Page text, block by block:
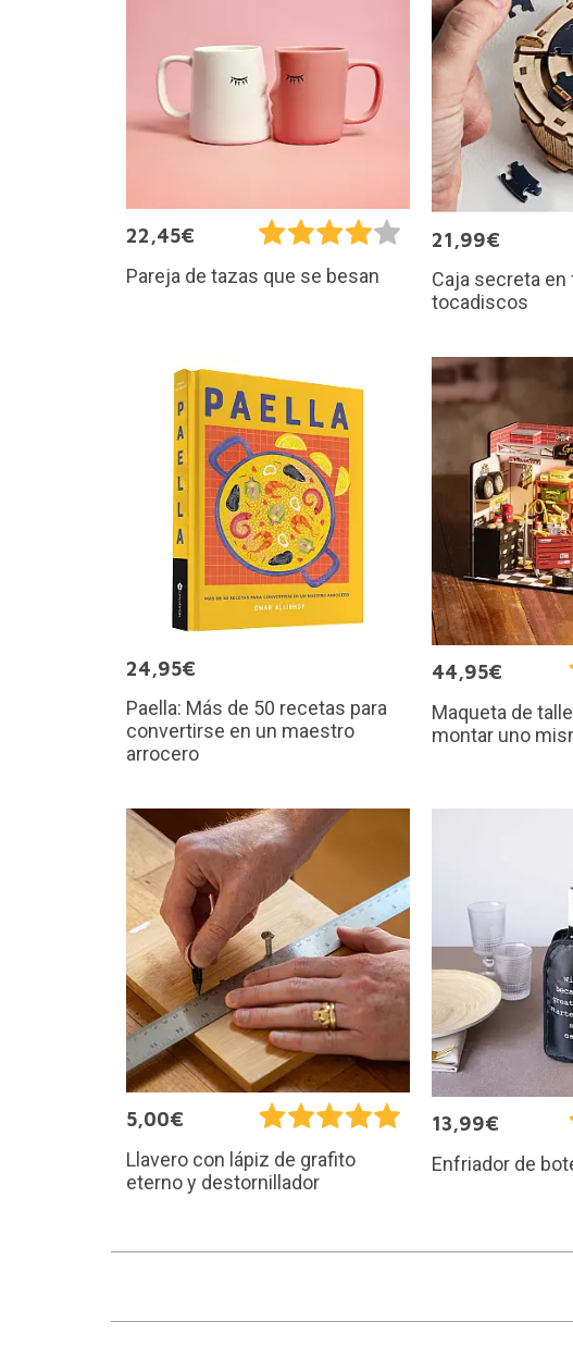
22,45€
Pareja de tazas que se besan
21,99€
Caja secreta en
tocadiscos
24,95€
Paella: Más de 50 recetas para
convertirse en un maestro
arrocero
44,95€
Maqueta de
montar uno
5,00€
Llavero con lápiz de grafito
eterno y destornillador
13,99€
Enfriador de